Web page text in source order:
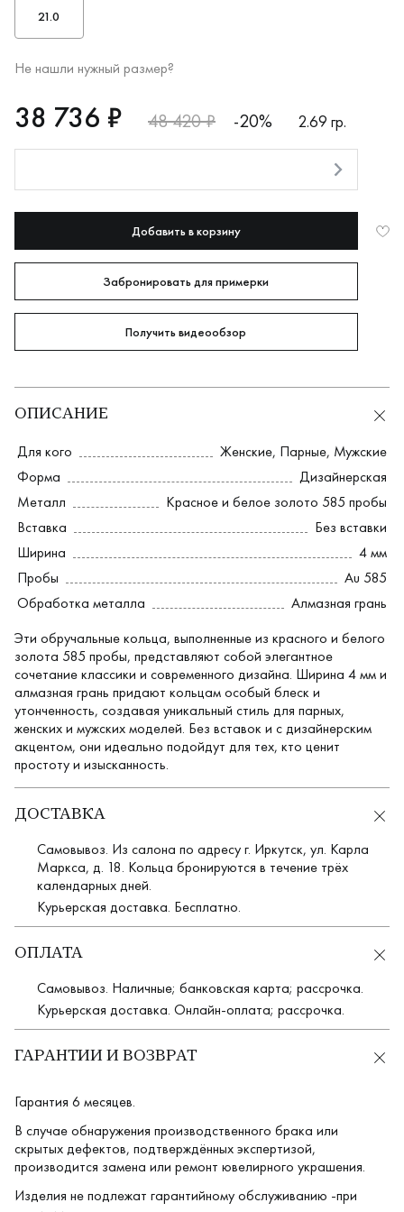
21.0
Не нашли нужный размер?
RUB
38736
38 736 ₽ 48 420 ₽ -20%
2.69 гр.
Добавить в корзину
Забронировать для примерки
Получить видеообзор
ОПИСАНИЕ
Для кого Женские, Парные, Мужские
Форма
Дизайнерская
Металл
Красное и белое золото 585 пробы
Вставка
Без вставки
Ширина
4 мм
Пробы
Au 585
Обработка металла
Алмазная грань
Эти обручальные кольца, выполненные из красного и белого
золота 585 пробы, представляют собой элегантное
сочетание классики и современного дизайна. Ширина 4 мм и
алмазная грань придают кольцам особый блеск и
утонченность, создавая уникальный стиль для парных,
женских и мужских моделей. Без вставок и с дизайнерским
акцентом, они идеально подойдут для тех, кто ценит
простоту и изысканность.
ДОСТАВКА
Самовывоз. Из салона по адресу г. Иркутск, ул. Карла
Маркса, д. 18. Кольца бронируются в течение трёх
календарных дней.
Курьерская доставка. Бесплатно.
ОПЛАТА
Самовывоз. Наличные; банковская карта; рассрочка.
Курьерская доставка. Онлайн-оплата; рассрочка.
ГАРАНТИИ И ВОЗВРАТ
Гарантия 6 месяцев.
В случае обнаружения производственного брака или
скрытых дефектов, подтверждённых экспертизой,
производится замена или ремонт ювелирного украшения.
Изделия не подлежат гарантийному обслуживанию -при